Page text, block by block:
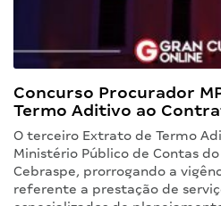
Concurso Procurador
Termo Aditivo ao
O terceiro Extrato de Termo
Ministério Público de Contas
Cebraspe, prorrogando a
referente a prestação de